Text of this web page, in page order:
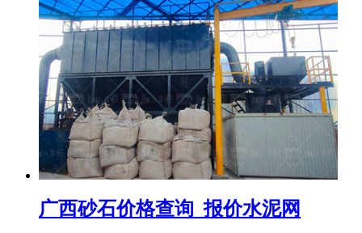
广西砂石价格查询_报价水泥网